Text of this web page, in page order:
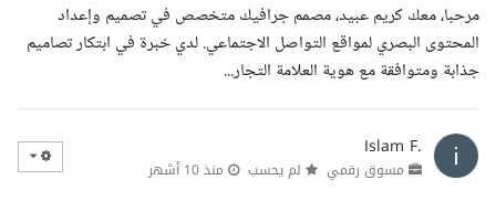
مرحبا، معك كريم عبيد، مصمم جرافيك متخصص في تصميم وإعداد
المحتوى البصري لمواقع التواصل الاجتماعي. لدي خبرة في ابتكار تصاميم
جذابة ومتوافقة مع هوية العلامة التجار...
Islam F.
مسوق رقمي لم يحسب منذ 10 أشهر